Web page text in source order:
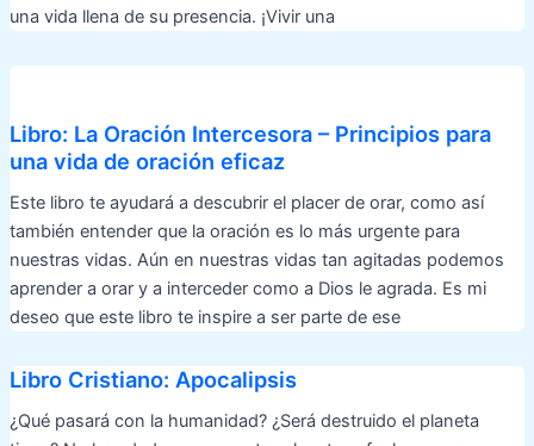
una vida llena de su presencia. ¡Vivir una
Libro: La Oración Intercesora – Principios para
una vida de oración eficaz
Este libro te ayudará a descubrir el placer de orar, como así
también entender que la oración es lo más urgente para
nuestras vidas. Aún en nuestras vidas tan agitadas podemos
aprender a orar y a interceder como a Dios le agrada. Es mi
deseo que este libro te inspire a ser parte de ese
Libro Cristiano: Apocalipsis
¿Qué pasará con la humanidad? ¿Será destruido el planeta